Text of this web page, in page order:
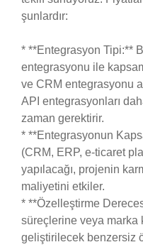
şunlardır:
* **Entegrasyon Tipi:**
entegrasyonu ile
ve CRM entegrasyonu
API entegrasyonları
zaman gerektirir.
* **Entegrasyonun
(CRM, ERP, e-ticaret
yapılacağı, projenin
maliyetini etkiler.
* **Özelleştirme
süreçlerine veya
geliştirilecek benzersiz